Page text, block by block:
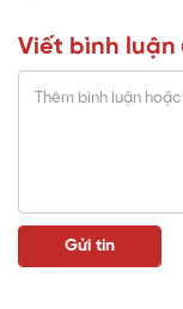
Viết bình luận